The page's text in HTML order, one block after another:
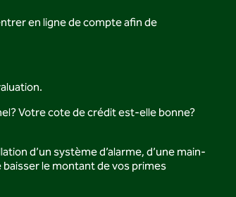
en ligne de compte afin de
Votre cote de crédit est-elle bonne?
d’un système d’alarme, d’une main-
le montant de vos primes